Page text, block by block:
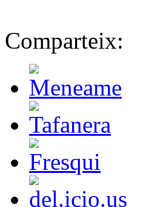
Comparteix: